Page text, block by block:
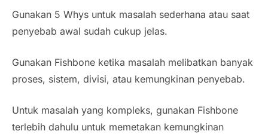
Gunakan 5 Whys untuk masalah sederhana atau saat
penyebab awal sudah cukup jelas.
Gunakan Fishbone ketika masalah melibatkan banyak
proses, sistem, divisi, atau kemungkinan penyebab.
Untuk masalah yang kompleks, gunakan Fishbone
terlebih dahulu untuk memetakan kemungkinan